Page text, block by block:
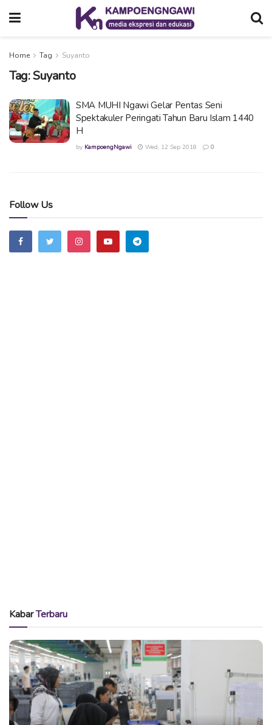
Home Tag Suyanto
Tag:Suyanto
SMA MUHI Ngawi Gelar Pentas Seni
Spektakuler Peringati Tahun Baru Islam 1440
H
by KampoengNgawi Wed, 12 Sep 2018 0
Follow Us
KabarTerbaru